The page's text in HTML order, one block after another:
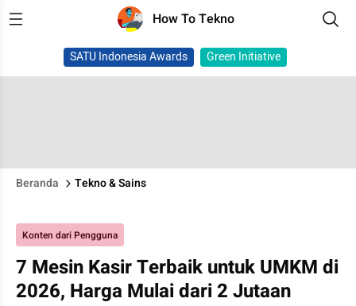
How To Tekno
SATU Indonesia Awards Green Initiative
Beranda Tekno & Sains
Konten dari Pengguna
7 Mesin Kasir Terbaik untuk UMKM di
2026, Harga Mulai dari 2 Jutaan